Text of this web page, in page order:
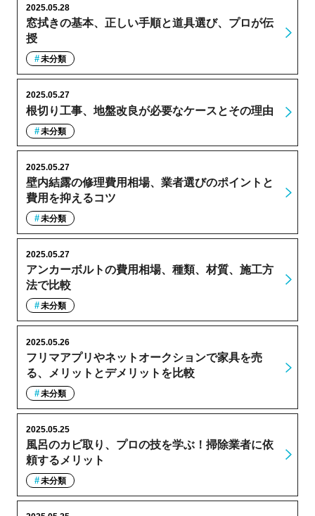
窓拭きの基本、正しい手順と道具選び、プロが伝
授
2025.05.28
未分類
根切り工事、地盤改良が必要なケースとその理由
2025.05.27
未分類
壁内結露の修理費用相場、業者選びのポイントと
費用を抑えるコツ
2025.05.27
未分類
アンカーボルトの費用相場、種類、材質、施工方
法で比較
2025.05.27
未分類
フリマアプリやネットオークションで家具を売
る、メリットとデメリットを比較
2025.05.26
未分類
風呂のカビ取り、プロの技を学ぶ！掃除業者に依
頼するメリット
2025.05.25
未分類